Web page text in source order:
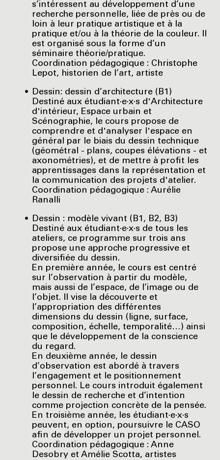
s’intéressent au développement d’une
recherche personnelle, liée de près ou de
loin à leur pratique artistique et à la
pratique et/ou à la théorie de la couleur. Il
est organisé sous la forme d’un
séminaire théorie/pratique.
Coordination pédagogique : Christophe
Lepot, historien de l’art, artiste
Dessin: dessin d’architecture (B1)
Destiné aux étudiant·e·x·s d'Architecture
d'intérieur, Espace urbain et
Scénographie, le cours propose de
comprendre et d'analyser l'espace en
général par le biais du dessin technique
(géométral - plans, coupes élévations - et
axonométries), et de mettre à profit les
apprentissages dans la représentation et
la communication des projets d'atelier.
Coordination pédagogique : Aurélie
Ranalli
Dessin : modèle vivant (B1, B2, B3)
Destiné aux étudiant·e·x·s de tous les
ateliers, ce programme sur trois ans
propose une approche progressive et
diversifiée du dessin.
En première année, le cours est centré
sur l’observation à partir du modèle,
mais aussi de l’espace, de l’image ou de
l’objet. Il vise la découverte et
l’appropriation des différentes
dimensions du dessin (ligne, surface,
composition, échelle, temporalité…) ainsi
que le développement de la conscience
du regard.
En deuxième année, le dessin
d’observation est abordé à travers
l’engagement et le positionnement
personnel. Le cours introduit également
le dessin de recherche et d’intention
comme projection concrète de la pensée.
En troisième année, les étudiant·e·x·s
peuvent, en option, poursuivre le CASO
afin de développer un projet personnel.
Coordination pédagogique : Anne
Desobry et Amélie Scotta, artistes